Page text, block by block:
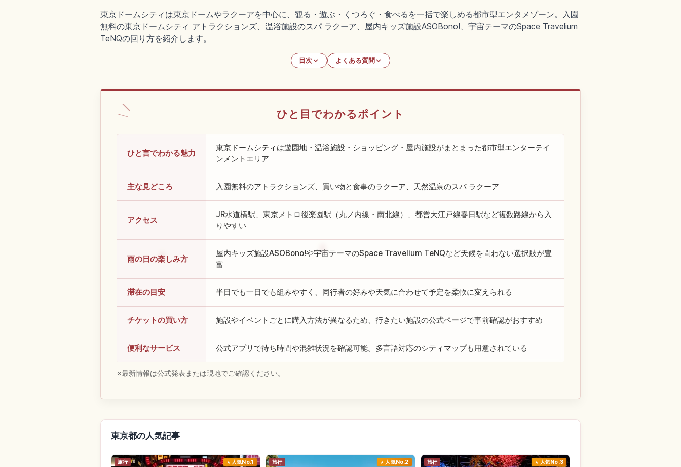
東京ドームシティは東京ドームやラクーアを中心に、観る・遊ぶ・くつろぐ・食べるを一括で楽しめる都市型エンタメゾーン。入園
無料の東京ドームシティ アトラクションズ、温浴施設のスパ ラクーア、屋内キッズ施設ASOBono!、宇宙テーマのSpace Travelium
TeNQの回り方を紹介します。
目次 よくある質問
ひと目でわかるポイント
ひと言でわかる魅力
東京ドームシティは遊園地・温浴施設・ショッピング・屋内施設がまとまった都市型エンターテイ
ンメントエリア
主な見どころ 入園無料のアトラクションズ、買い物と食事のラクーア、天然温泉のスパ ラクーア
アクセス
JR水道橋駅、東京メトロ後楽園駅（丸ノ内線・南北線）、都営大江戸線春日駅など複数路線から入
りやすい
雨の日の楽しみ方
屋内キッズ施設ASOBono!や宇宙テーマのSpace Travelium TeNQなど天候を問わない選択肢が豊
富
滞在の目安 半日でも一日でも組みやすく、同行者の好みや天気に合わせて予定を柔軟に変えられる
チケットの買い方 施設やイベントごとに購入方法が異なるため、行きたい施設の公式ページで事前確認がおすすめ
便利なサービス 公式アプリで待ち時間や混雑状況を確認可能。多言語対応のシティマップも用意されている
※最新情報は公式発表または現地でご確認ください。
東京都の人気記事
旅行 人気No.1 旅行 人気No.2 旅行 人気No.3